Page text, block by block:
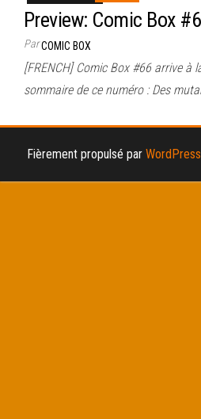
Preview: Comic Box
ParCOMIC BOX
[FRENCH] Comic Box #66 arrive à
sommaire de ce numéro : Des
Fièrement propulsé par WordPress